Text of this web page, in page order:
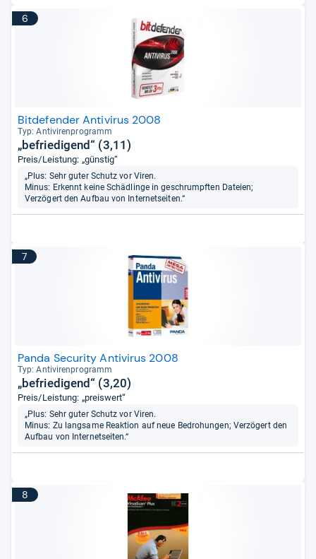
6
Bitdefender Antivirus 2008
Typ: Anti­vi­ren­pro­gramm
„befriedigend“ (3,11)
Preis/Leistung: „günstig“
„Plus: Sehr guter Schutz vor Viren.
Minus: Erkennt keine Schädlinge in geschrumpften Dateien;
Verzögert den Aufbau von Internetseiten.“
7
Panda Security Antivirus 2008
Typ: Anti­vi­ren­pro­gramm
„befriedigend“ (3,20)
Preis/Leistung: „preiswert“
„Plus: Sehr guter Schutz vor Viren.
Minus: Zu langsame Reaktion auf neue Bedrohungen; Verzögert den
Aufbau von Internetseiten.“
8